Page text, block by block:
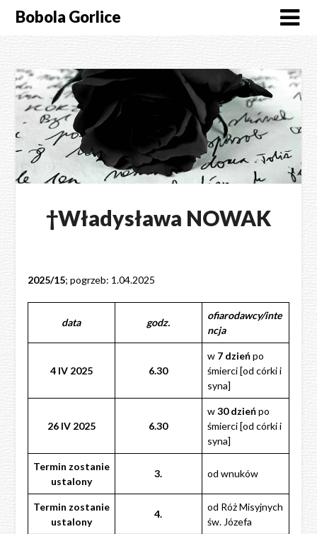
SkipBobola Gorlice
†Władysława NOWAK
2025/15; pogrzeb: 1.04.2025
data godz.
ofiarodawcy/inte
ncja
4 IV 2025 6.30
w 7 dzieńpo
śmierci [od córki i
syna]
26 IV 2025 6.30
w30 dzieńpo
śmierci [od córki i
syna]
Termin zostanie
ustalony
3. od wnuków
Termin zostanie
ustalony
4.
od Róż Misyjnych
św. Józefa